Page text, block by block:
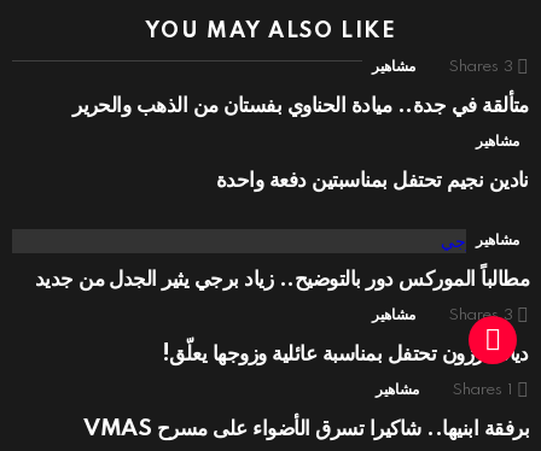
YOU MAY ALSO LIKE
3
Shares مشاهير
متألقة في جدة.. ميادة الحناوي بفستان من الذهب والحرير
مشاهير
نادين نجيم تحتفل بمناسبتين دفعة واحدة
مشاهير
مطالباً الموركس دور بالتوضيح.. زياد برجي يثير الجدل من جديد
3
Shares مشاهير
ديانا كرزون تحتفل بمناسبة عائلية وزوجها يعلّق!
1
Shares مشاهير
برفقة ابنيها.. شاكيرا تسرق الأضواء على مسرح VMAS